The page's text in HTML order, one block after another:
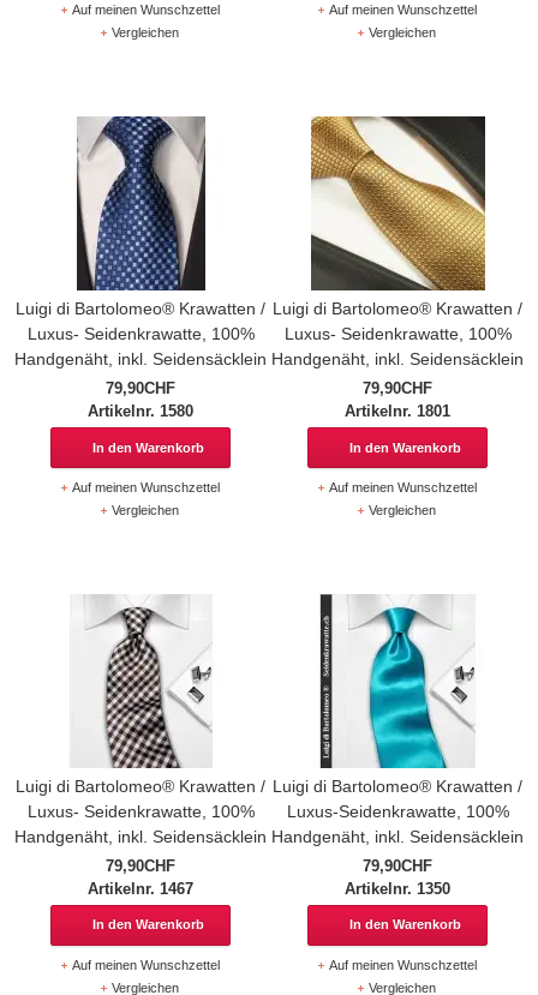
Auf meinen Wunschzettel
Vergleichen
Auf meinen Wunschzettel
Vergleichen
Luigi di Bartolomeo® Krawatten /
Luxus- Seidenkrawatte, 100%
Handgenäht, inkl. Seidensäcklein
79,90CHF
Artikelnr. 1580
In den Warenkorb
Auf meinen Wunschzettel
Vergleichen
Luigi di Bartolomeo® Krawatten /
Luxus- Seidenkrawatte, 100%
Handgenäht, inkl. Seidensäcklein
79,90CHF
Artikelnr. 1801
In den Warenkorb
Auf meinen Wunschzettel
Vergleichen
Luigi di Bartolomeo® Krawatten /
Luxus- Seidenkrawatte, 100%
Handgenäht, inkl. Seidensäcklein
79,90CHF
Artikelnr. 1467
In den Warenkorb
Auf meinen Wunschzettel
Vergleichen
Luigi di Bartolomeo® Krawatten /
Luxus-Seidenkrawatte, 100%
Handgenäht, inkl. Seidensäcklein
79,90CHF
Artikelnr. 1350
In den Warenkorb
Auf meinen Wunschzettel
Vergleichen